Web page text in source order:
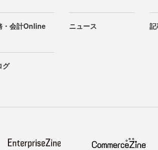
・会計Online ニュース
グ